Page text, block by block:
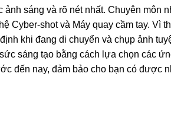
sáng và rõ nét nhất. Chuyên môn
shot và Máy quay cầm tay. Vì
khi đang di chuyển và chụp ảnh
sáng tạo bằng cách lựa chọn các
đến nay, đảm bảo cho bạn có được